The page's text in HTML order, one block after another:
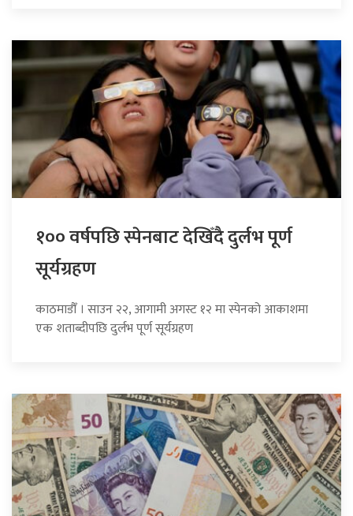
१०० वर्षपछि स्पेनबाट देखिँदै दुर्लभ पूर्ण
सूर्यग्रहण
काठमाडौँ । साउन २२, आगामी अगस्ट १२ मा स्पेनको आकाशमा
एक शताब्दीपछि दुर्लभ पूर्ण सूर्यग्रहण